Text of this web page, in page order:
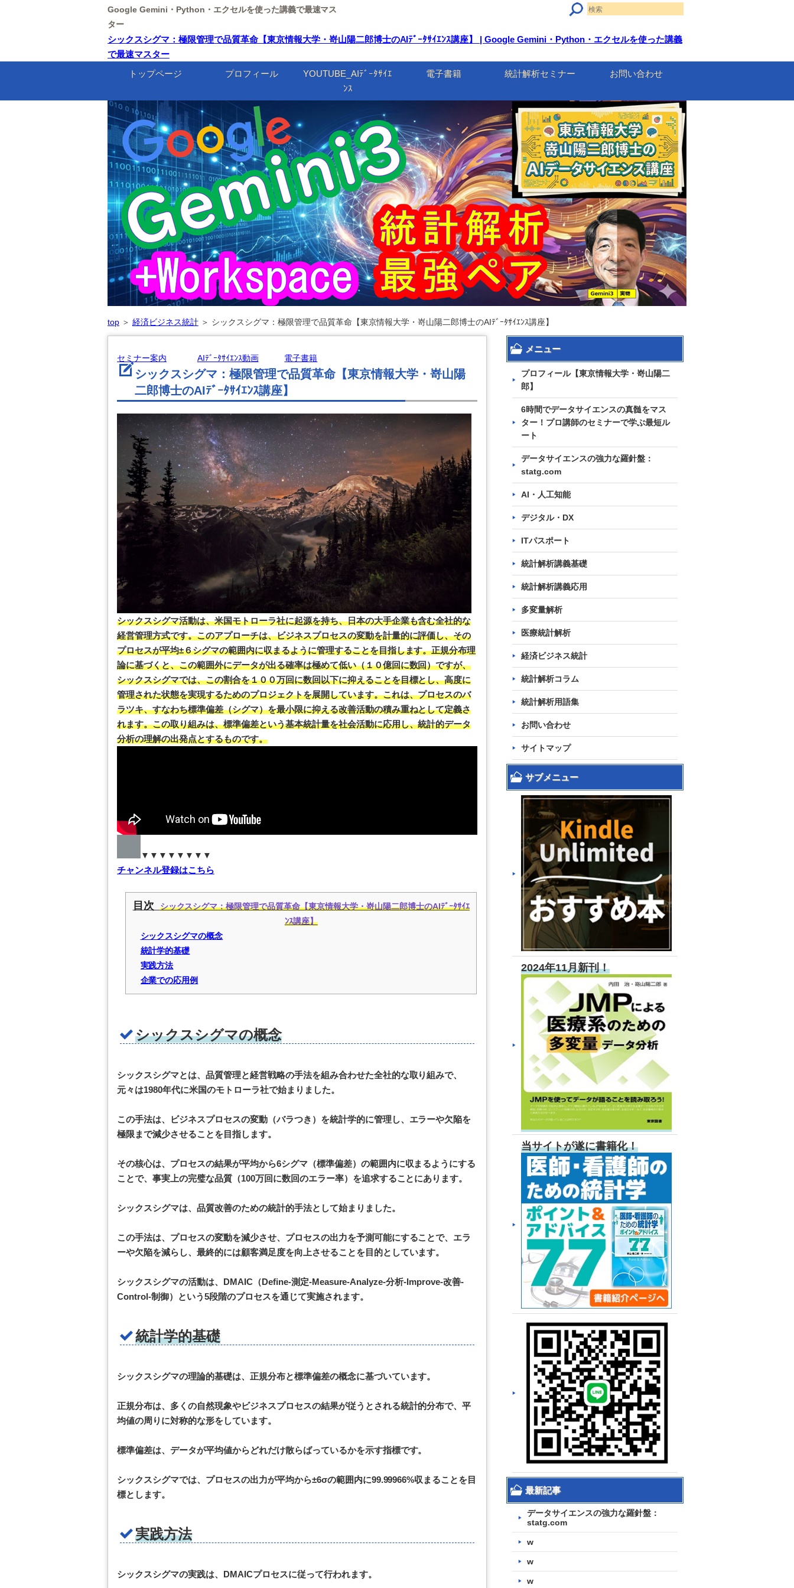
Google Gemini・Python・エクセルを使った講義で最速マス
ター
シックスシグマ：極限管理で品質革命【東京情報大学・嵜山陽二郎博士のAIﾃﾞｰﾀｻｲｴﾝｽ講座】 | Google Gemini・Python・エクセルを使った講義
で最速マスター
トップページ
プロフィール
YOUTUBE_AIﾃﾞｰﾀｻｲｴ
ﾝｽ
電子書籍 統計解析セミナー お問い合わせ
top＞ 経済ビジネス統計＞ シックスシグマ：極限管理で品質革命【東京情報大学・嵜山陽二郎博士のAIﾃﾞｰﾀｻｲｴﾝｽ講座】
セミナー案内 AIﾃﾞｰﾀｻｲｴﾝｽ動画 電子書籍
シックスシグマ：極限管理で品質革命【東京情報大学・嵜山陽
二郎博士のAIﾃﾞｰﾀｻｲｴﾝｽ講座】
シックスシグマ活動は、米国モトローラ社に起源を持ち、日本の大手企業も含む全社的な
経営管理方式です。このアプローチは、ビジネスプロセスの変動を計量的に評価し、その
プロセスが平均±６シグマの範囲内に収まるように管理することを目指します。正規分布理
論に基づくと、この範囲外にデータが出る確率は極めて低い（１０億回に数回）ですが、
シックスシグマでは、この割合を１００万回に数回以下に抑えることを目標とし、高度に
管理された状態を実現するためのプロジェクトを展開しています。これは、プロセスのバ
ラツキ、すなわち標準偏差（シグマ）を最小限に抑える改善活動の積み重ねとして定義さ
れます。この取り組みは、標準偏差という基本統計量を社会活動に応用し、統計的データ
分析の理解の出発点とするものです。
▼▼▼▼▼▼▼▼
チャンネル登録はこちら
目次
シックスシグマ：極限管理で品質革命【東京情報大学・嵜山陽二郎博士のAIﾃﾞｰﾀｻｲｴ
ﾝｽ講座】
シックスシグマの概念
統計学的基礎
実践方法
企業での応用例
シックスシグマの概念
シックスシグマとは、品質管理と経営戦略の手法を組み合わせた全社的な取り組みで、
元々は1980年代に米国のモトローラ社で始まりました。
この手法は、ビジネスプロセスの変動（バラつき）を統計学的に管理し、エラーや欠陥を
極限まで減少させることを目指します。
その核心は、プロセスの結果が平均から6シグマ（標準偏差）の範囲内に収まるようにする
ことで、事実上の完璧な品質（100万回に数回のエラー率）を追求することにあります。
シックスシグマは、品質改善のための統計的手法として始まりました。
この手法は、プロセスの変動を減少させ、プロセスの出力を予測可能にすることで、エラ
ーや欠陥を減らし、最終的には顧客満足度を向上させることを目的としています。
シックスシグマの活動は、DMAIC（Define-測定-Measure-Analyze-分析-Improve-改善-
Control-制御）という5段階のプロセスを通じて実施されます。
統計学的基礎
シックスシグマの理論的基礎は、正規分布と標準偏差の概念に基づいています。
正規分布は、多くの自然現象やビジネスプロセスの結果が従うとされる統計的分布で、平
均値の周りに対称的な形をしています。
標準偏差は、データが平均値からどれだけ散らばっているかを示す指標です。
シックスシグマでは、プロセスの出力が平均から±6σの範囲内に99.99966%収まることを目
標とします。
実践方法
シックスシグマの実践は、DMAICプロセスに従って行われます。
メニュー
プロフィール【東京情報大学・嵜山陽二
郎】
6時間でデータサイエンスの真髄をマス
ター！プロ講師のセミナーで学ぶ最短ル
ート
データサイエンスの強力な羅針盤：
statg.com
AI・人工知能
デジタル・DX
ITパスポート
統計解析講義基礎
統計解析講義応用
多変量解析
医療統計解析
経済ビジネス統計
統計解析コラム
統計解析用語集
お問い合わせ
サイトマップ
サブメニュー
2024年11月新刊！
当サイトが遂に書籍化！
最新記事
データサイエンスの強力な羅針盤：
statg.com
w
w
w